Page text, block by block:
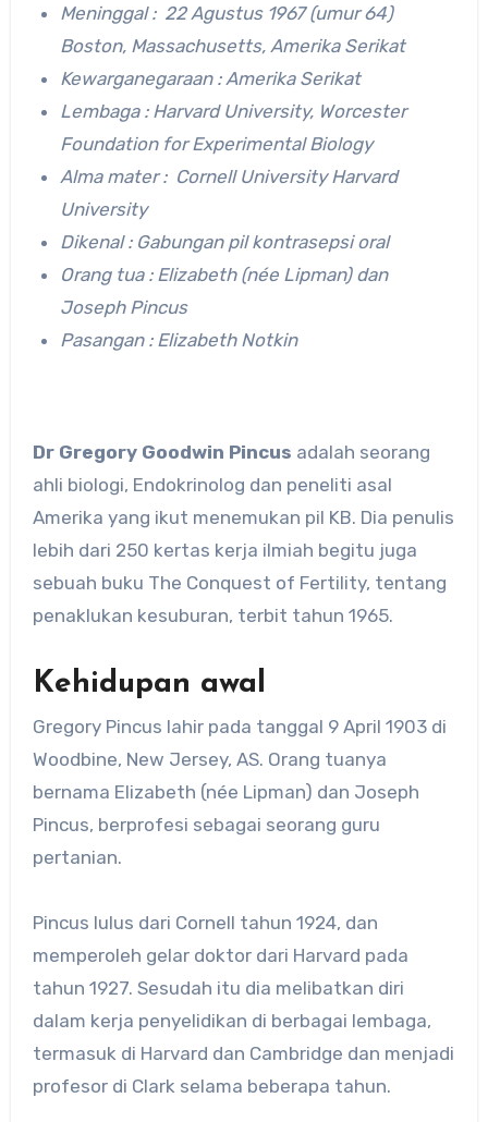
Meninggal : 22 Agustus 1967 (umur 64)
Boston, Massachusetts, Amerika Serikat
Kewarganegaraan : Amerika Serikat
Lembaga : Harvard University, Worcester
Foundation for Experimental Biology
Alma mater : Cornell University Harvard
University
Dikenal : Gabungan pil kontrasepsi oral
Orang tua : Elizabeth (née Lipman) dan
Joseph Pincus
Pasangan : Elizabeth Notkin
Dr Gregory Goodwin Pincus adalah seorang
ahli biologi, Endokrinolog dan peneliti asal
Amerika yang ikut menemukan pil KB. Dia penulis
lebih dari 250 kertas kerja ilmiah begitu juga
sebuah buku The Conquest of Fertility, tentang
penaklukan kesuburan, terbit tahun 1965.
Kehidupan awal
Gregory Pincus lahir pada tanggal 9 April 1903 di
Woodbine, New Jersey, AS. Orang tuanya
bernama Elizabeth (née Lipman) dan Joseph
Pincus, berprofesi sebagai seorang guru
pertanian.
Pincus lulus dari Cornell tahun 1924, dan
memperoleh gelar doktor dari Harvard pada
tahun 1927. Sesudah itu dia melibatkan diri
dalam kerja penyelidikan di berbagai lembaga,
termasuk di Harvard dan Cambridge dan menjadi
profesor di Clark selama beberapa tahun.